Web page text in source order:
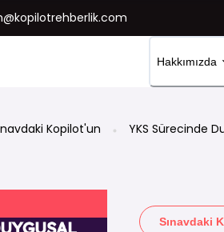
Hakkımızda
Kopilot'un YKS Sürecinde
Sınavdaki